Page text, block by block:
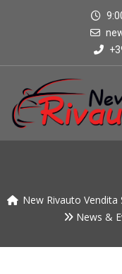
New Rivauto
News &